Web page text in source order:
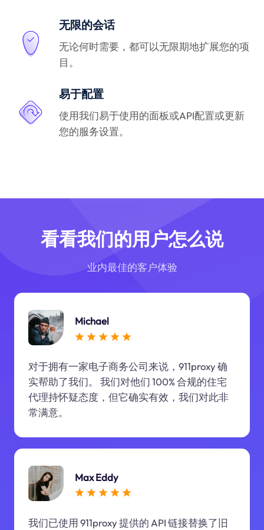
无限的会话
无论何时需要，都可以无限期地扩展您的项
目。
易于配置
使用我们易于使用的面板或API配置或更新
您的服务设置。
看看我们的用户怎么说
业内最佳的客户体验
Michael
对于拥有一家电子商务公司来说，911proxy 确
实帮助了我们。 我们对他们 100% 合规的住宅
代理持怀疑态度，但它确实有效，我们对此非
常满意。
Max Eddy
我们已使用 911proxy 提供的 API 链接替换了旧